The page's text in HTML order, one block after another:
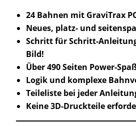
24 Bahnen mit GraviTrax
Neues, platz- und
Schritt für Schritt-
Bild!
Über 490 Seiten Power-
Logik und komplexe
Teileliste bei jeder
Keine 3D-Druckteile